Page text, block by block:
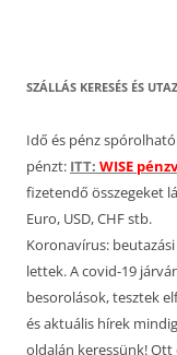
SZÁLLÁS KERESÉS ÉS
Idő és pénz
pénzt: ITT: WISE
fizetendő összegeket
Euro, USD, CHF stb.
Koronavírus:
lettek. A covid-19
besorolások, tesztek
és aktuális hírek
oldalán keressünk! Ott